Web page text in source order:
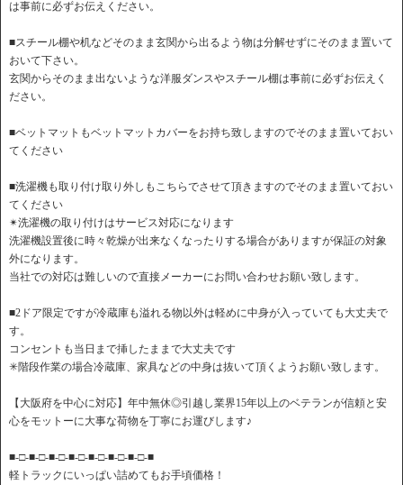
は事前に必ずお伝えください。
■スチール棚や机などそのまま玄関から出るよう物は分解せずにそのまま置いて
おいて下さい。
玄関からそのまま出ないような洋服ダンスやスチール棚は事前に必ずお伝えく
ださい。
■ベットマットもベットマットカバーをお持ち致しますのでそのまま置いておい
てください
■洗濯機も取り付け取り外しもこちらでさせて頂きますのでそのまま置いておい
てください
✴︎洗濯機の取り付けはサービス対応になります
洗濯機設置後に時々乾燥が出来なくなったりする場合がありますが保証の対象
外になります。
当社での対応は難しいので直接メーカーにお問い合わせお願い致します。
■2ドア限定ですが冷蔵庫も溢れる物以外は軽めに中身が入っていても大丈夫で
す。
コンセントも当日まで挿したままで大丈夫です
✳︎階段作業の場合冷蔵庫、家具などの中身は抜いて頂くようお願い致します。
【大阪府を中心に対応】年中無休◎引越し業界15年以上のベテランが信頼と安
心をモットーに大事な荷物を丁寧にお運びします♪
■-□-■-□-■-□-■-□-■-□-■-□-■-□-■
軽トラックにいっぱい詰めてもお手頃価格！